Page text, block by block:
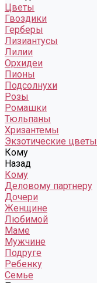
Цветы
Гвоздики
Герберы
Лизиантусы
Лилии
Орхидеи
Пионы
Подсолнухи
Розы
Ромашки
Тюльпаны
Хризантемы
Экзотические цветы
Кому
Назад
Кому
Деловому партнеру
Дочери
Женщине
Любимой
Маме
Мужчине
Подруге
Ребенку
Семье